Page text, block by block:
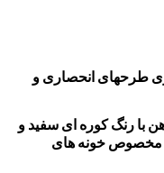
طرحهای انحصاری و
با رنگ کوره ای سفید و
مخصوص خونه های